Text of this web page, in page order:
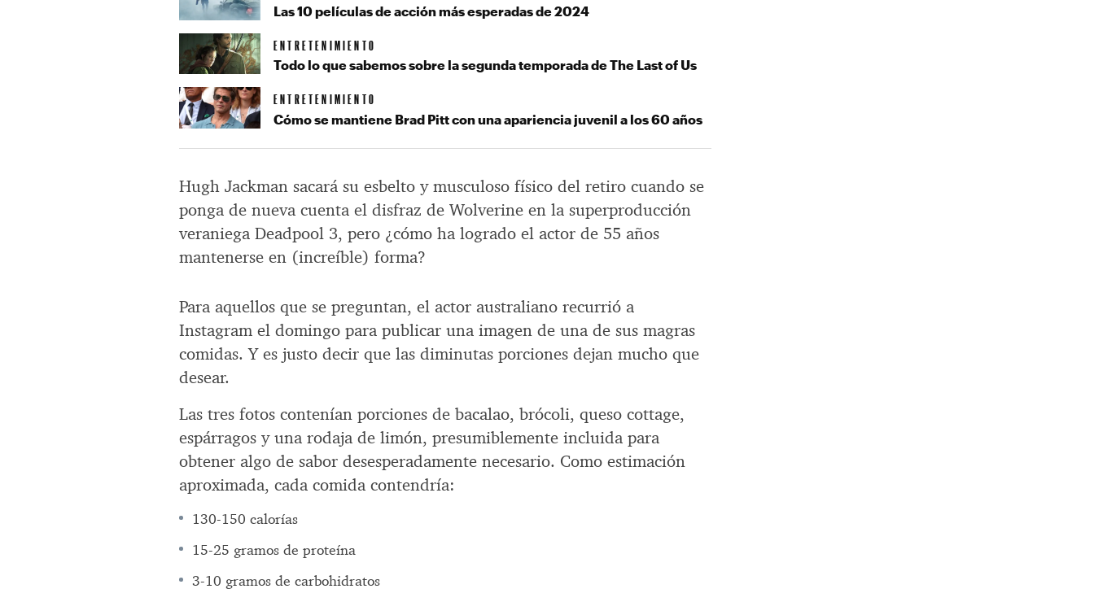
Hugh Jackman sacará su esbelto y musculoso físico del retiro cuando se
ponga de nueva cuenta el disfraz de Wolverine en la superproducción
veraniega Deadpool 3, pero ¿cómo ha logrado el actor de 55 años
mantenerse en (increíble) forma?
Para aquellos que se preguntan, el actor australiano recurrió a
Instagram el domingo para publicar una imagen de una de sus magras
comidas. Y es justo decir que las diminutas porciones dejan mucho que
desear.
Las tres fotos contenían porciones de bacalao, brócoli, queso cottage,
espárragos y una rodaja de limón, presumiblemente incluida para
obtener algo de sabor desesperadamente necesario. Como estimación
aproximada, cada comida contendría:
130-150 calorías
15-25 gramos de proteína
3-10 gramos de carbohidratos
Las 10 películas de acción más esperadas de 2024
ENTRETENIMIENTO
Todo lo que sabemos sobre la segunda temporada de The Last of Us
ENTRETENIMIENTO
Cómo se mantiene Brad Pitt con una apariencia juvenil a los 60 años